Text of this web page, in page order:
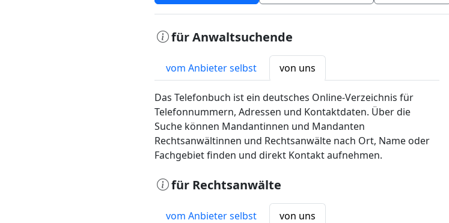
für Anwaltsuchende
vom Anbieter selbst von uns
Das Telefonbuch ist ein deutsches Online-Verzeichnis für
Telefonnummern, Adressen und Kontaktdaten. Über die
Suche können Mandantinnen und Mandanten
Rechtsanwältinnen und Rechtsanwälte nach Ort, Name oder
Fachgebiet finden und direkt Kontakt aufnehmen.
für Rechtsanwälte
vom Anbieter selbst von uns